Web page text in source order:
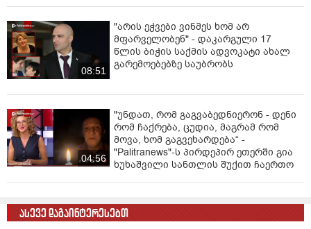
08:51
"არის ეჭვები ვინმეს ხომ არ
მფარველობენ" - დაკარგული 17
წლის ბიჭის საქმის ადვოკატი ახალ
გარემოებებზე საუბრობს
04:56
"უნდათ, რომ გაგვაბედნიერონ - დენი
რომ ჩაქრება, ცუდია, მაგრამ რომ
მოვა, ხომ გაგვეხარდება“ -
"Palitranews"-ს პირდეპირ ეთერში გია
ხუხაშვილი სანთლის შუქით ჩაერთო
ასევე დაგაინტერესებთ